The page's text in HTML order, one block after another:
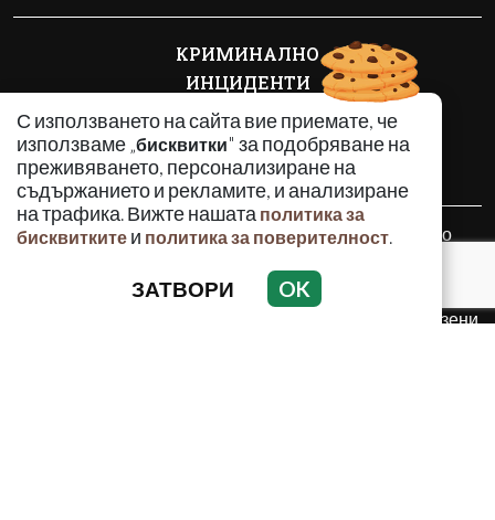
С използването на сайта вие приемате, че
използваме „бисквитки" за подобряване на
преживяването, персонализиране на
съдържанието и рекламите, и анализиране
на трафика. Вижте нашата политика за
бисквитките и политика за поверителност.
ЗАТВОРИ OK
КРИМИНАЛНО
ИНЦИДЕНТИ
АНАЛИЗИ
ПО СВЕТА
ВОДЕЩИ ТЕМИ
Използването и публикуването на част или цялото
група Асмара ЕООД е забранено.
© 2010 - 2026 | Crimes.BG. Всички права запазени.